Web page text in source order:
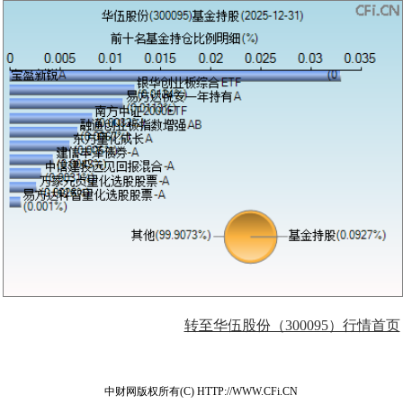
转至华伍股份（300095）行情首页
中财网版权所有(C) HTTP://WWW.CFi.CN